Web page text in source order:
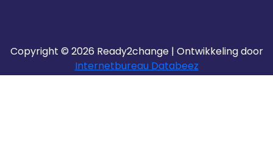
Copyright © 2026 Ready2change | Ontwikkeling door
Internetbureau Databeez